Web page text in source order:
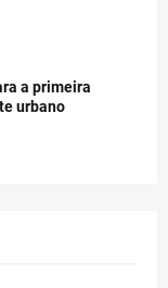
a primeira
urbano